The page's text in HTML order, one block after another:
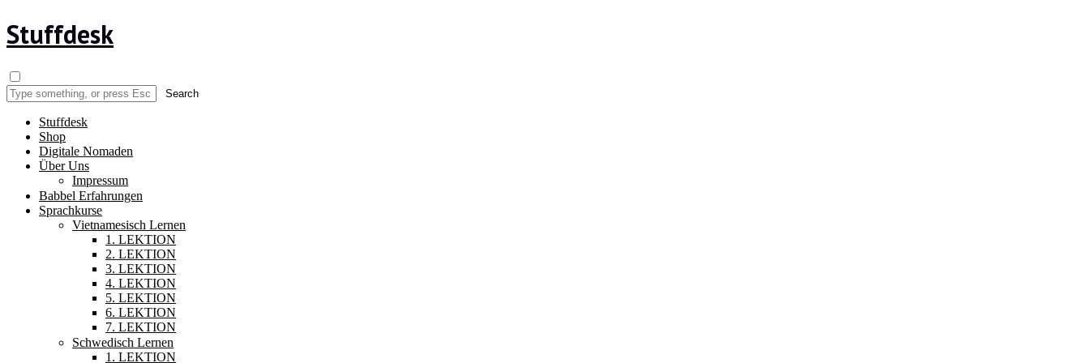
Stuffdesk
Stuffdesk
Shop
Digitale Nomaden
Über Uns
Impressum
Babbel Erfahrungen
Sprachkurse
Vietnamesisch Lernen
1. LEKTION
2. LEKTION
3. LEKTION
4. LEKTION
5. LEKTION
6. LEKTION
7. LEKTION
Schwedisch Lernen
1. LEKTION